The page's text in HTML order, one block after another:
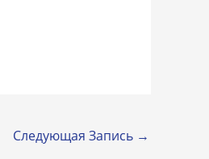
Следующая Запись →